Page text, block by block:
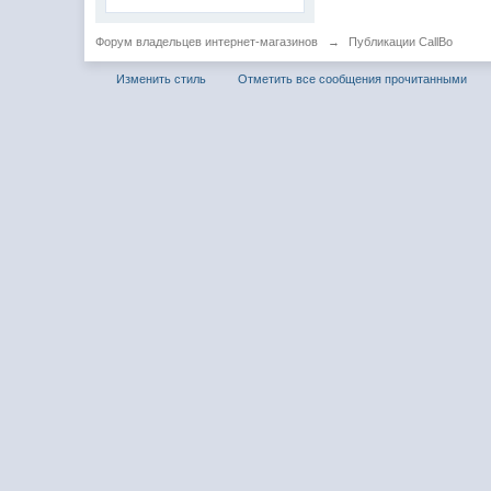
Форум владельцев интернет-магазинов → Публикации CallBo
Изменить стиль Отметить все сообщения прочитанными